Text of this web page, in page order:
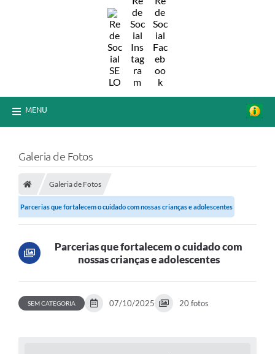
MENU
Galeria de Fotos
Galeria de Fotos
Parcerias que fortalecem o cuidado com nossas crianças e adolescentes
Parcerias que fortalecem o cuidado com
nossas crianças e adolescentes
SEM CATEGORIA 07/10/2025 20 fotos